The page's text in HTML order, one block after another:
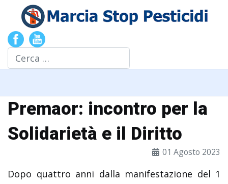
Cerca
Premaor: incontro per la
Solidarietà e il Diritto
01 Agosto 2023
Dopo quattro anni dalla manifestazione del 1